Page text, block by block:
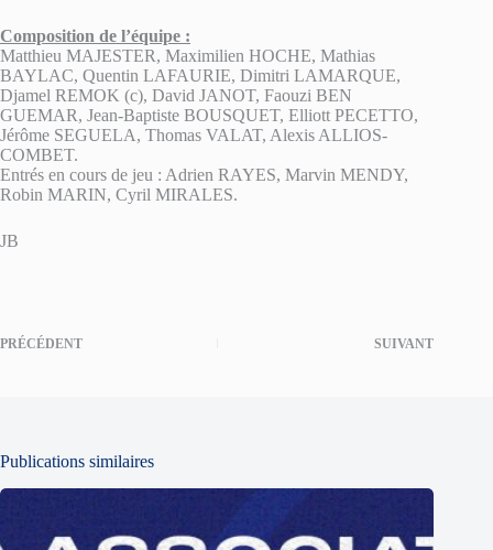
Composition de l’équipe :
Matthieu MAJESTER, Maximilien HOCHE, Mathias
BAYLAC, Quentin LAFAURIE, Dimitri LAMARQUE,
Djamel REMOK (c), David JANOT, Faouzi BEN
GUEMAR, Jean-Baptiste BOUSQUET, Elliott PECETTO,
Jérôme SEGUELA, Thomas VALAT, Alexis ALLIOS-
COMBET.
Entrés en cours de jeu : Adrien RAYES, Marvin MENDY,
Robin MARIN, Cyril MIRALES.
JB
PRÉCÉDENT SUIVANT
Publications similaires